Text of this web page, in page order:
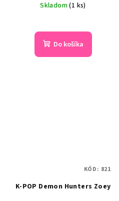
Skladom(1 ks)
Do košíka
K-POP Demon Hunters Zoey
KÓD: 821